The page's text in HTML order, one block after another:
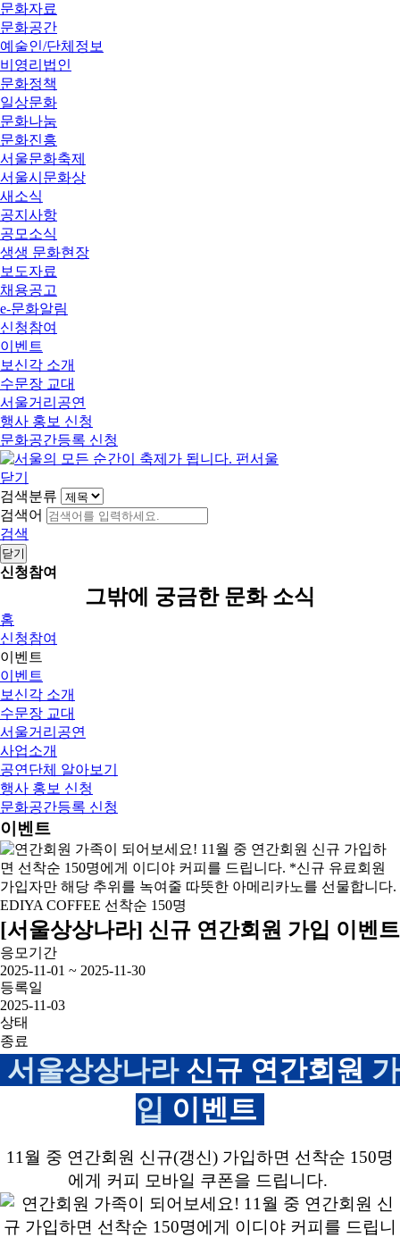
문화자료
문화공간
예술인/단체정보
비영리법인
문화정책
일상문화
문화나눔
문화진흥
서울문화축제
서울시문화상
새소식
공지사항
공모소식
생생 문화현장
보도자료
채용공고
e-문화알림
신청참여
이벤트
보신각 소개
수문장 교대
서울거리공연
행사 홍보 신청
문화공간등록 신청
닫기
검색분류
검색어
검색
닫기
신청참여
그밖에 궁금한 문화 소식
홈
신청참여
이벤트
이벤트
보신각 소개
수문장 교대
서울거리공연
사업소개
공연단체 알아보기
행사 홍보 신청
문화공간등록 신청
이벤트
[서울상상나라] 신규 연간회원 가입 이벤트
응모기간
2025-11-01 ~ 2025-11-30
등록일
2025-11-03
상태
종료
서울상상나라신규 연간회원 가
입 이벤트
11월 중 연간회원 신규(갱신) 가입하면 선착순 150명
에게 커피 모바일 쿠폰을 드립니다.